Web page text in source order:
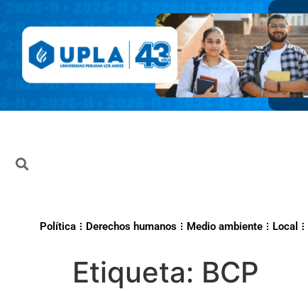
Política Derechos humanos Medio ambiente Local
Etiqueta: BCP